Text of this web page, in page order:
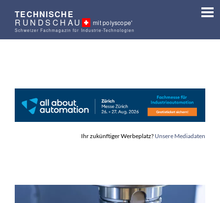
TECHNISCHE
RUNDSCHAU mit polyscope'
Schweizer Fachmagazin für Industrie-Technologien
Ihr zukünftiger Werbeplatz? Unsere Mediadaten